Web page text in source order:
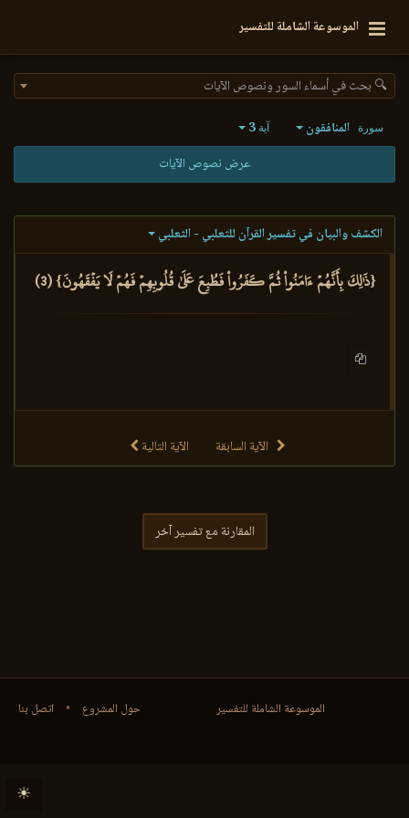
الموسوعة الشاملة للتفسير
🔍 بحث في أسماء السور ونصوص الآيات
سورة المنافقون آية 3
عرض نصوص الآيات
الكشف والبيان في تفسير القرآن للثعلبي - الثعلبي
{ذَٰلِكَ بِأَنَّهُمۡ ءَامَنُواْ ثُمَّ كَفَرُواْ فَطُبِعَ عَلَىٰ قُلُوبِهِمۡ فَهُمۡ لَا يَفۡقَهُونَ} (3)
الآية السابقة الآية التالية
المقارنة مع تفسير آخر
حول المشروع • اتصل بنا الموسوعة الشاملة للتفسير
☀